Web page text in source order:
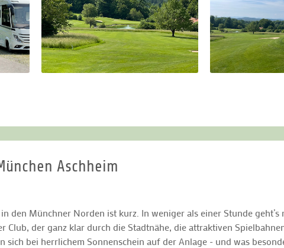
Aschheim
den Münchner Norden ist kurz. In weniger als einer Stunde
Club, der ganz klar durch die Stadtnähe, die attraktiven
sich bei herrlichem Sonnenschein auf der Anlage - und was